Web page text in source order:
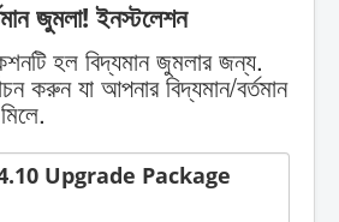
জুমলা! ইনস্টলেশন
হল বিদ্যমান জুমলার জন্য.
করুন যা আপনার বিদ্যমান/বর্তমান
Upgrade Package